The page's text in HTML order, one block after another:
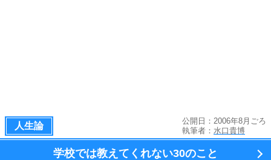
人生論
公開日：2006年8月ごろ
執筆者： 水口貴博
学校では教えてくれない30のこと